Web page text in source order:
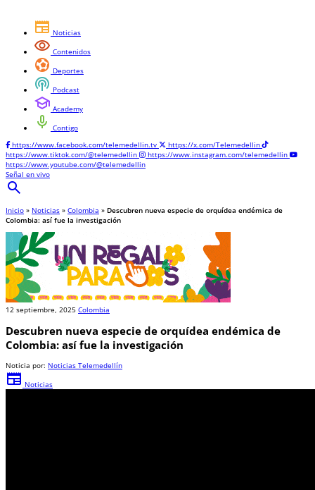
newspaper Noticias
visibility Contenidos
sports_and_outdoors Deportes
podcasts Podcast
school Academy
mic Contigo
https://www.facebook.com/telemedellin.tv
https://x.com/Telemedellin
https://www.tiktok.com/@telemedellin
https://www.instagram.com/telemedellin
https://www.youtube.com/@telemedellin
Señal en vivo
search
Inicio » Noticias » Colombia » Descubren nueva especie de orquídea endémica de
Colombia: así fue la investigación
12 septiembre, 2025 Colombia
Descubren nueva especie de orquídea endémica de
Colombia: así fue la investigación
Noticia por: Noticias Telemedellín
newspaper Noticias